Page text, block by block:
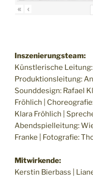
« ‹
Inszenierungsteam:
Künstlerische Leitung:
Produktionsleitung:
Sounddesign: Rafael
Fröhlich |
Klara Fröhlich |
Abendspielleitung:
Franke | Fotografie:
Mitwirkende:
Kerstin Bierbass |